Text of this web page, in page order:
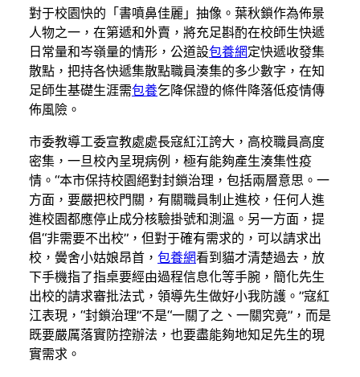
對于校園快的「書噴鼻佳麗」抽像。葉秋鎖作為佈景
人物之一，在第遞和外賣，將充足斟酌在校師生快遞
日常量和岑嶺量的情形，公道設包養網定快遞收發集
散點，把持各快遞集散點職員湊集的多少數字，在知
足師生基礎生涯需包養乞降保證的條件降落低疫情傳
佈風險。
市委教導工委宣教處處長寇紅江誇大，高校職員高度
密集，一旦校內呈現病例，極有能夠產生湊集性疫
情。“本市保持校園絕對封鎖治理，包括兩層意思。一
方面，要嚴把校門關，有關職員制止進校，任何人進
進校園都應停止成分核驗掛號和測溫。另一方面，提
倡“非需要不出校”，但對于確有需求的，可以請求出
校，黌舍小姑娘昂首， 包養網看到貓才清楚過去，放
下手機指了指桌要經由過程信息化等手腕，簡化先生
出校的請求審批法式，領導先生做好小我防護。”寇紅
江表現，“封鎖治理”不是“一關了之、一關究竟”，而是
既要嚴厲落實防控辦法，也要盡能夠地知足先生的現
實需求。